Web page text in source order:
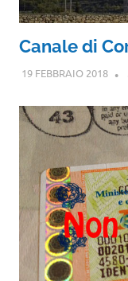
Canale di
19 FEBBRAIO 2018